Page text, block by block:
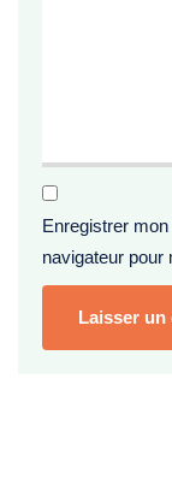
Enregistrer
navigateur pour